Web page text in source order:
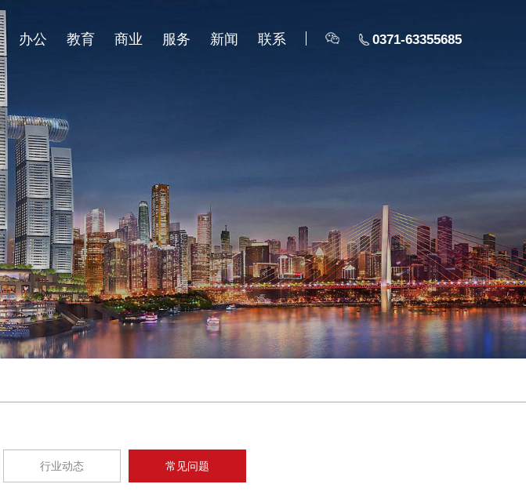
0371-63355685
办公 教育 商业 服务 新闻 联系
行业动态 常见问题